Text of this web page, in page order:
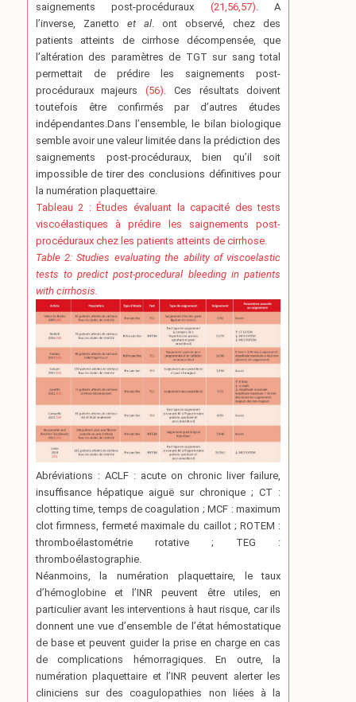
saignements post-procéduraux (21,56,57). A
l’inverse, Zanetto et al. ont observé, chez des
patients atteints de cirrhose décompensée, que
l’altération des paramètres de TGT sur sang total
permettait de prédire les saignements post-
procéduraux majeurs(56). Ces résultats doivent
toutefois être confirmés par d’autres études
indépendantes.Dans l’ensemble, le bilan biologique
semble avoir une valeur limitée dans la prédiction des
saignements post-procéduraux, bien qu’il soit
impossible de tirer des conclusions définitives pour
la numération plaquettaire.
Tableau 2 : Études évaluant la capacité des tests
viscoélastiques à prédire les saignements post-
procéduraux chez les patients atteints de cirrhose.
Table 2: Studies evaluating the ability of viscoelastic
tests to predict post-procedural bleeding in patients
with cirrhosis.
Abréviations : ACLF : acute on chronic liver failure,
insuffisance hépatique aiguë sur chronique ; CT :
clotting time, temps de coagulation ; MCF : maximum
clot firmness, fermeté maximale du caillot ; ROTEM :
thromboélastométrie rotative ; TEG :
thromboélastographie.
Néanmoins, la numération plaquettaire, le taux
d’hémoglobine et l’INR peuvent être utiles, en
particulier avant les interventions à haut risque, car ils
donnent une vue d’ensemble de l’état hémostatique
de base et peuvent guider la prise en charge en cas
de complications hémorragiques. En outre, la
numération plaquettaire et l’INR peuvent alerter les
cliniciens sur des coagulopathies non liées à la